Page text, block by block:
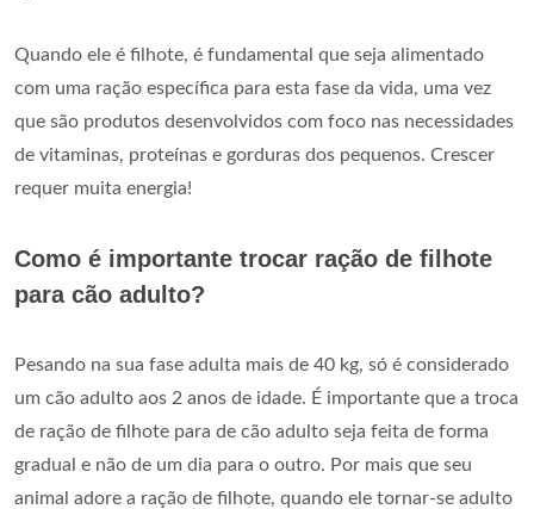
Quando ele é filhote, é fundamental que seja alimentado
com uma ração específica para esta fase da vida, uma vez
que são produtos desenvolvidos com foco nas necessidades
de vitaminas, proteínas e gorduras dos pequenos. Crescer
requer muita energia!
Como é importante trocar ração de filhote
para cão adulto?
Pesando na sua fase adulta mais de 40 kg, só é considerado
um cão adulto aos 2 anos de idade. É importante que a troca
de ração de filhote para de cão adulto seja feita de forma
gradual e não de um dia para o outro. Por mais que seu
animal adore a ração de filhote, quando ele tornar-se adulto